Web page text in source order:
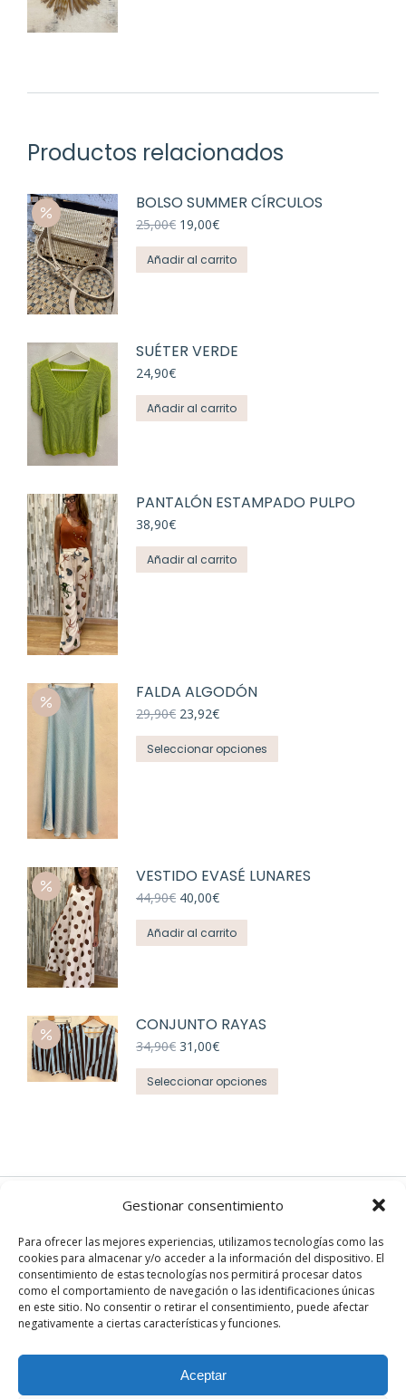
Gestionar consentimiento
Para ofrecer las mejores experiencias, utilizamos tecnologías como las
cookies para almacenar y/o acceder a la información del dispositivo. El
consentimiento de estas tecnologías nos permitirá procesar datos
como el comportamiento de navegación o las identificaciones únicas
en este sitio. No consentir o retirar el consentimiento, puede afectar
negativamente a ciertas características y funciones.
Aceptar
Productos relacionados
BOLSO SUMMER CÍRCULOS
25,00€ El
original
era:
19,00€El
actual
es:
Añadir al carrito
SUÉTER VERDE
24,90€
Añadir al carrito
PANTALÓN ESTAMPADO PULPO
38,90€
Añadir al carrito
FALDA ALGODÓN
29,90€ El
original
era:
23,92€El
actual
es:
Seleccionar opciones
producto
opciones
VESTIDO EVASÉ LUNARES
44,90€ El
original
era:
40,00€El
actual
es:
Añadir al carrito
CONJUNTO RAYAS
34,90€ El
original
era:
31,00€El
actual
es:
Seleccionar opciones
producto
opciones
pueden
elegir
en
la
de
EN REDES
Instagram
Facebook